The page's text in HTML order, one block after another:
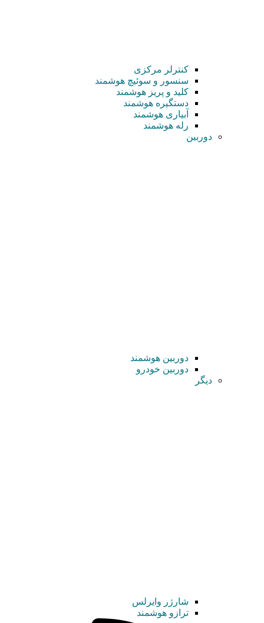
کنترلر مرکزی
سنسور و سوئیچ هوشمند
کلید و پریز هوشمند
دستگیره هوشمند
آبیاری هوشمند
رله هوشمند
دوربین
دوربین هوشمند
دوربین خودرو
دیگر
شارژر وایرلس
ترازو هوشمند